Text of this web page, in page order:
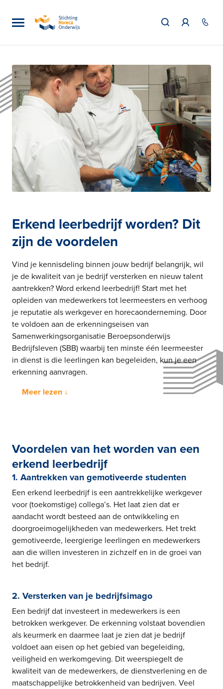
Erkend leerbedrijf worden? Dit
zijn de voordelen
Vind je kennisdeling binnen jouw bedrijf belangrijk, wil
je de kwaliteit van je bedrijf versterken en nieuw talent
aantrekken? Word erkend leerbedrijf! Start met het
opleiden van medewerkers tot leermeesters en verhoog
je reputatie als werkgever en horecaonderneming. Door
te voldoen aan de erkenningseisen van
Samenwerkingsorganisatie Beroepsonderwijs
Bedrijfsleven (SBB) waarbij ten minste één leermeester
in dienst is die leerlingen kan begeleiden, kun je een
erkenning aanvragen.
Meer lezen ↓
Voordelen van het worden van een
erkend leerbedrijf
1. Aantrekken van gemotiveerde studenten
Een erkend leerbedrijf is een aantrekkelijke werkgever
voor (toekomstige) collega’s. Het laat zien dat er
aandacht wordt besteed aan de ontwikkeling en
doorgroeimogelijkheden van medewerkers. Het trekt
gemotiveerde, leergierige leerlingen en medewerkers
aan die willen investeren in zichzelf en in de groei van
het bedrijf.
2. Versterken van je bedrijfsimago
Een bedrijf dat investeert in medewerkers is een
betrokken werkgever. De erkenning volstaat bovendien
als keurmerk en daarmee laat je zien dat je bedrijf
voldoet aan eisen op het gebied van begeleiding,
veiligheid en werkomgeving. Dit weerspiegelt de
kwaliteit van de medewerkers, de dienstverlening en de
maatschappelijke betrokkenheid van bedrijven. Veel